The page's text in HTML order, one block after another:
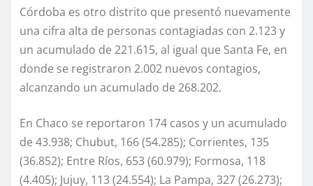
Córdoba es otro distrito que presentó nuevamente
una cifra alta de personas contagiadas con 2.123 y
un acumulado de 221.615, al igual que Santa Fe, en
donde se registraron 2.002 nuevos contagios,
alcanzando un acumulado de 268.202.
En Chaco se reportaron 174 casos y un acumulado
de 43.938; Chubut, 166 (54.285); Corrientes, 135
(36.852); Entre Ríos, 653 (60.979); Formosa, 118
(4.405); Jujuy, 113 (24.554); La Pampa, 327 (26.273);